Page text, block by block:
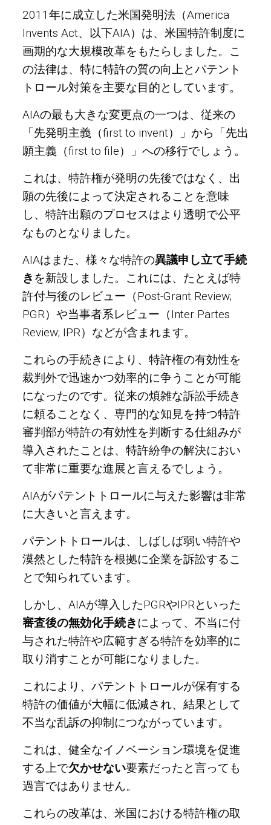
2011年に成立した米国発明法（America
Invents Act、以下AIA）は、米国特許制度に
画期的な大規模改革をもたらしました。こ
の法律は、特に特許の質の向上とパテント
トロール対策を主要な目的としています。
AIAの最も大きな変更点の一つは、従来の
「先発明主義（first to invent）」から「先出
願主義（first to file）」への移行でしょう。
これは、特許権が発明の先後ではなく、出
願の先後によって決定されることを意味
し、特許出願のプロセスはより透明で公平
なものとなりました。
AIAはまた、様々な特許の異議申し立て手続
き を新設しました。これには、たとえば特
許付与後のレビュー（Post-Grant Review;
PGR）や当事者系レビュー（Inter Partes
Review; IPR）などが含まれます。
これらの手続きにより、特許権の有効性を
裁判外で迅速かつ効率的に争うことが可能
になったのです。従来の煩雑な訴訟手続き
に頼ることなく、専門的な知見を持つ特許
審判部が特許の有効性を判断する仕組みが
導入されたことは、特許紛争の解決におい
て非常に重要な進展と言えるでしょう。
AIAがパテントトロールに与えた影響は非常
に大きいと言えます。
パテントトロールは、しばしば弱い特許や
漠然とした特許を根拠に企業を訴訟するこ
とで知られています。
しかし、AIAが導入したPGRやIPRといった
審査後の無効化手続きによって、不当に付
与された特許や広範すぎる特許を効率的に
取り消すことが可能になりました。
これにより、パテントトロールが保有する
特許の価値が大幅に低減され、結果として
不当な乱訴の抑制につながっています。
これは、健全なイノベーション環境を促進
する上で欠かせない要素だったと言っても
過言ではありません。
これらの改革は、米国における特許権の取